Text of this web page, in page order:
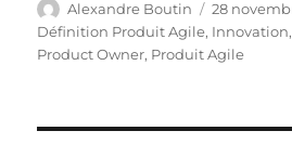
Auteur
Alexandre Boutin
Publié
le
28
Définition Produit Agile, Innovation,
Product Owner, Produit Agile